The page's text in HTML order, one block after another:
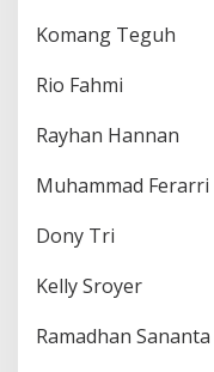
Komang Teguh
Rio Fahmi
Rayhan Hannan
Muhammad Ferarri
Dony Tri
Kelly Sroyer
Ramadhan Sananta